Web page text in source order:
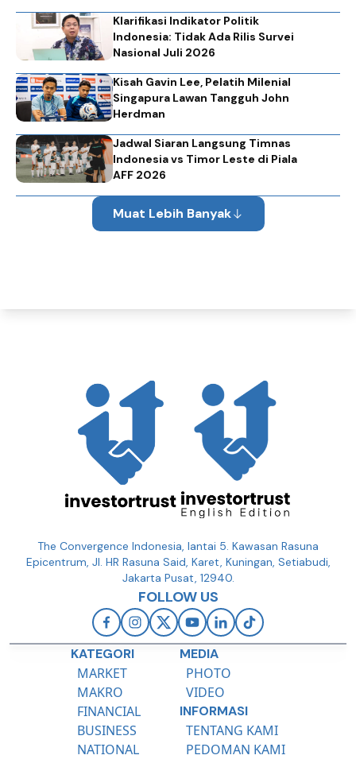
Klarifikasi Indikator Politik
Indonesia: Tidak Ada Rilis Survei
Nasional Juli 2026
Kisah Gavin Lee, Pelatih Milenial
Singapura Lawan Tangguh John
Herdman
Jadwal Siaran Langsung Timnas
Indonesia vs Timor Leste di Piala
AFF 2026
Muat Lebih Banyak
The Convergence Indonesia, lantai 5. Kawasan Rasuna
Epicentrum, Jl. HR Rasuna Said, Karet, Kuningan, Setiabudi,
Jakarta Pusat, 12940.
FOLLOW US
KATEGORI
MARKET
MAKRO
FINANCIAL
BUSINESS
NATIONAL
MEDIA
PHOTO
VIDEO
INFORMASI
TENTANG KAMI
PEDOMAN KAMI